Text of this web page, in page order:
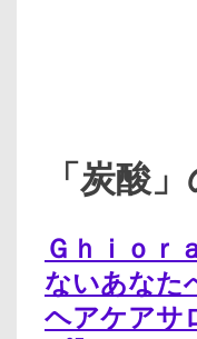
「炭酸
Ｇｈｉｏｒ
ないあなた
ヘアケアサ